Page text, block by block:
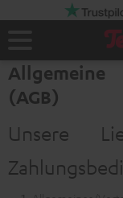
(AGB)
Unsere